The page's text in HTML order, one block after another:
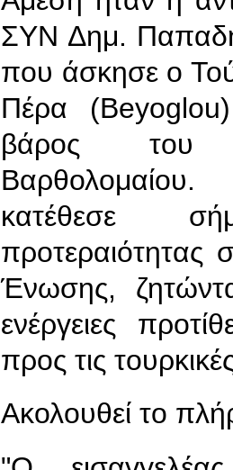
ΣΥΝ Δημ.
που άσκησε ο
Πέρα
βάρος του
κατέθεσε
προτεραιότητας
Ένωσης,
ενέργειες
προς τις
Ακολουθεί το